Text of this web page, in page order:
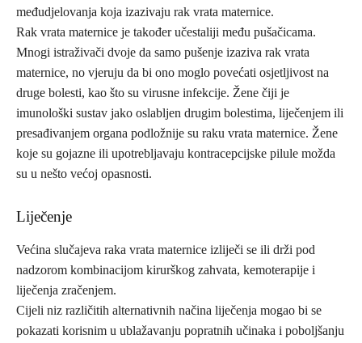
međudjelovanja koja izazivaju rak vrata maternice.
Rak vrata maternice je također učestaliji među pušačicama.
Mnogi istraživači dvoje da samo pušenje izaziva rak vrata
maternice, no vjeruju da bi ono moglo povećati osjetljivost na
druge bolesti, kao što su virusne infekcije. Žene čiji je
imunološki sustav jako oslabljen drugim bolestima, liječenjem ili
presađivanjem organa podložnije su raku vrata maternice. Žene
koje su gojazne ili upotrebljavaju kontracepcijske pilule možda
su u nešto većoj opasnosti.
Liječenje
Većina slučajeva raka vrata maternice izliječi se ili drži pod
nadzorom kombinacijom kirurškog zahvata, kemoterapije i
liječenja zračenjem.
Cijeli niz različitih alternativnih načina liječenja mogao bi se
pokazati korisnim u ublažavanju popratnih učinaka i poboljšanju